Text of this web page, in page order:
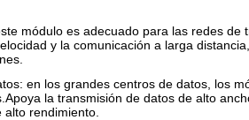
módulo es adecuado para las redes
y la comunicación a larga
en los grandes centros de datos, los
la transmisión de datos de alto
rendimiento.